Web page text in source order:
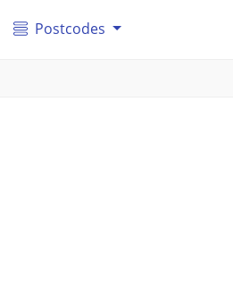
Postcodes